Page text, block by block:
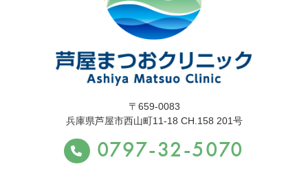
〒659-0083
兵庫県芦屋市西山町11-18 CH.158 201号
0797-32-5070